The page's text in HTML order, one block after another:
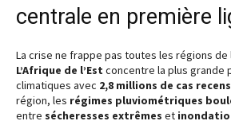
centrale en première
La crise ne frappe pas toutes les régions de
L’Afrique de l’Est concentre la plus grande
climatiques avec 2,8 millions de cas
région, les régimes pluviométriques
entre sécheresses extrêmes et